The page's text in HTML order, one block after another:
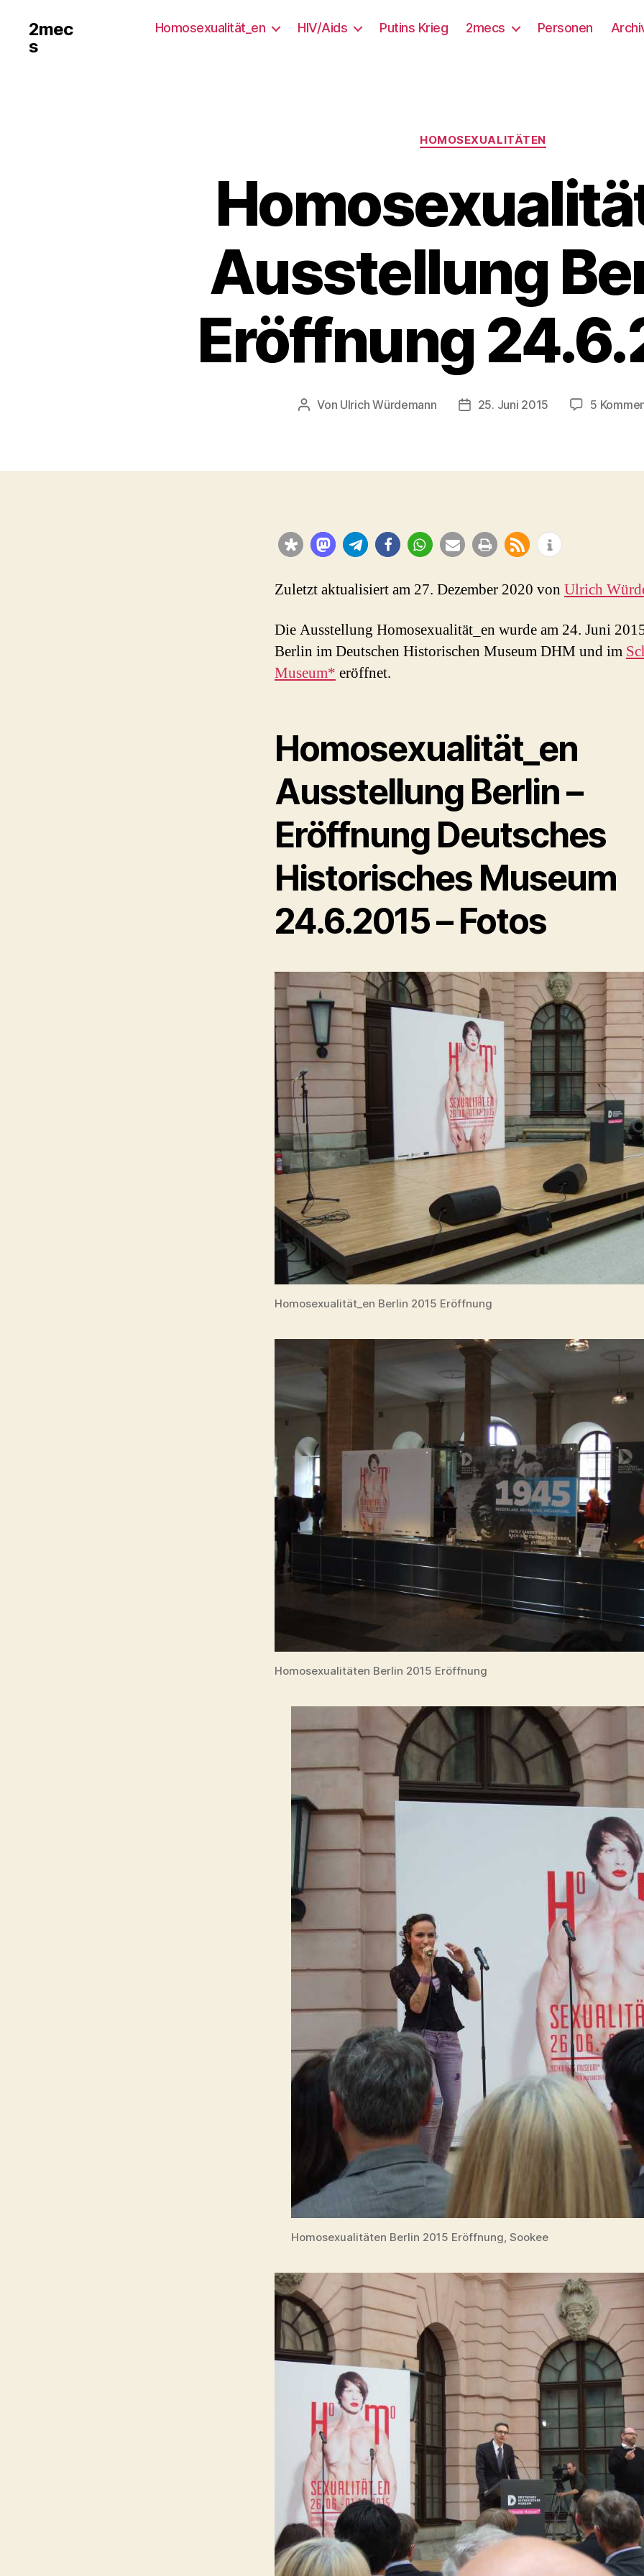
2mec
s
Homosexualität_en HIV/Aids Putins Krieg 2mecs Personen
Kategorien
HOMOSEXUALITÄTEN
Ausstellung
Eröffnung
Beitragsautor
Von Ulrich Würdemann Beitragsdatum
25. Juni 2015 5
Zuletzt aktualisiert am 27. Dezember 2020 von Ulrich
Die Ausstellung Homosexualität_en wurde am 24. Juni
Berlin im Deutschen Historischen Museum DHM und im
Museum* eröffnet.
Homosexualität_en
Ausstellung Berlin –
Eröffnung Deutsches
Historisches Museum
24.6.2015 – Fotos
Homosexualität_en Berlin 2015 Eröffnung
Homosexualitäten Berlin 2015 Eröffnung
Homosexualitäten Berlin 2015 Eröffnung, Sookee